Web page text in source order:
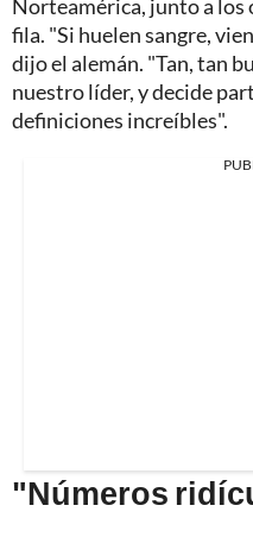
Norteamérica, junto a
fila. "Si huelen sangre,
dijo el alemán. "Tan, tan
nuestro líder, y decide
definiciones increíbles".
"Números